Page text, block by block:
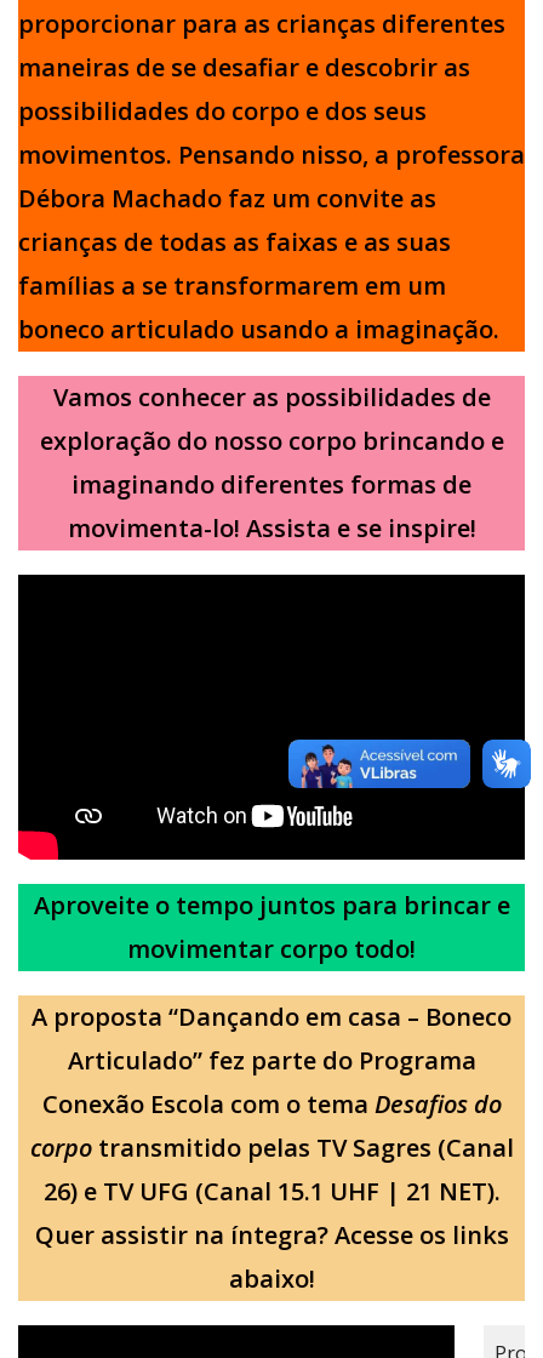
proporcionar para as crianças diferentes
maneiras de se desafiar e descobrir as
possibilidades do corpo e dos seus
movimentos. Pensando nisso, a professora
Débora Machado faz um convite as
crianças de todas as faixas e as suas
famílias a se transformarem em um
boneco articulado usando a imaginação.
Vamos conhecer as possibilidades de
exploração do nosso corpo brincando e
imaginando diferentes formas de
movimenta-lo! Assista e se inspire!
Aproveite o tempo juntos para brincar e
movimentar corpo todo!
A proposta “Dançando em casa – Boneco
Articulado” fez parte do Programa
Conexão Escola com o tema Desafios do
corpo transmitido pelas TV Sagres (Canal
26) e TV UFG (Canal 15.1 UHF | 21 NET).
Quer assistir na íntegra? Acesse os links
abaixo!